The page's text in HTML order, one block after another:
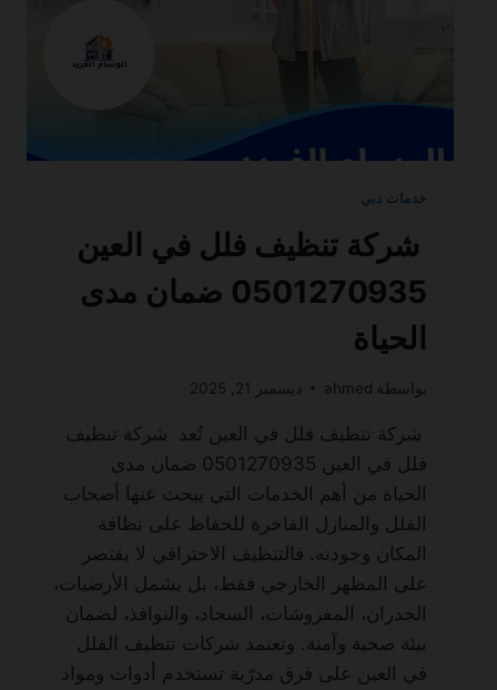
خدمات دبي
شركة تنظيف فلل في العين
0501270935 ضمان مدى
الحياة
بواسطة ahmed ديسمبر 21, 2025
شركة تنظيف فلل في العين تُعد شركة تنظيف
فلل في العين 0501270935 ضمان مدى
الحياة من أهم الخدمات التي يبحث عنها أصحاب
الفلل والمنازل الفاخرة للحفاظ على نظافة
المكان وجودته. فالتنظيف الاحترافي لا يقتصر
على المظهر الخارجي فقط، بل يشمل الأرضيات،
الجدران، المفروشات، السجاد، والنوافذ، لضمان
بيئة صحية وآمنة. وتعتمد شركات تنظيف الفلل
في العين على فرق مدرّبة تستخدم أدوات ومواد